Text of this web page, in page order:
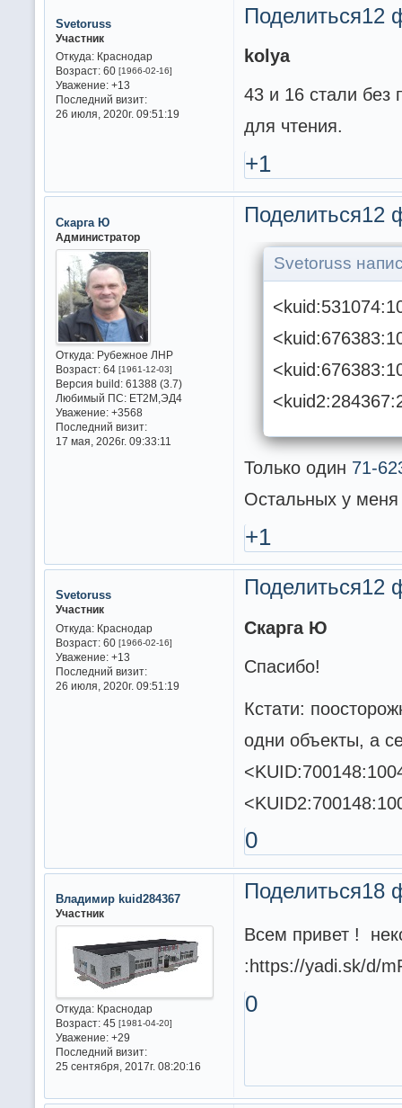
Поделиться12
Svetoruss
Участник
Откуда:Краснодар
Возраст:60 [1966-02-16]
Уважение: +13
Последний визит:
26 июля, 2020г. 09:51:19
kolya
43 и 16 стали без
для чтения.
+1
Поделиться12
Скарга Ю
Администратор
Откуда:Рубежное ЛНР
Возраст:64 [1961-12-03]
Версия build:61388 (3.7)
Любимый ПС:ET2M,ЭД4
Уважение: +3568
Последний визит:
17 мая, 2026г. 09:33:11
Svetoruss
Только один 71-
Остальных у меня
+1
Поделиться12
Svetoruss
Участник
Откуда:Краснодар
Возраст:60 [1966-02-16]
Уважение: +13
Последний визит:
26 июля, 2020г. 09:51:19
Скарга Ю
Спасибо!
Кстати:
одни объекты, а
0
Поделиться18
Владимир kuid284367
Участник
Откуда:Краснодар
Возраст:45 [1981-04-20]
Уважение: +29
Последний визит:
25 сентября, 2017г. 08:20:16
Всем привет !
:https://yadi.sk/d/
0